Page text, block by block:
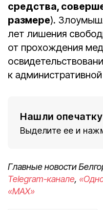
средства,
размере).
лет лишения
от прохождения
к
Нашли
Выделите ее и
Главные новости
Telegram-канале,
«MAX»